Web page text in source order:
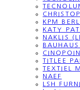
KPM
KATY
NAKLIS
TITLEE
TEXTIEL
NAEF
LSH